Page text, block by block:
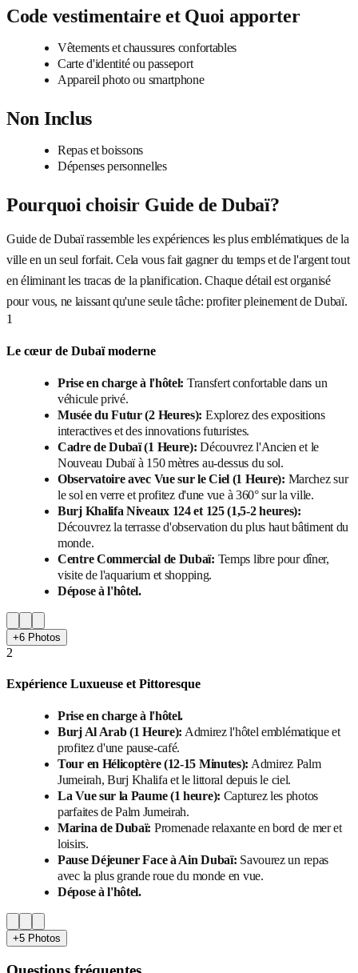
Code vestimentaire et Quoi apporter
Vêtements et chaussures confortables
Carte d'identité ou passeport
Appareil photo ou smartphone
Non Inclus
Repas et boissons
Dépenses personnelles
Pourquoi choisir Guide de Dubaï?
Guide de Dubaï rassemble les expériences les plus emblématiques de la
ville en un seul forfait. Cela vous fait gagner du temps et de l'argent tout
en éliminant les tracas de la planification. Chaque détail est organisé
pour vous, ne laissant qu'une seule tâche: profiter pleinement de Dubaï.
1
Le cœur de Dubaï moderne
Prise en charge à l'hôtel: Transfert confortable dans un
véhicule privé.
Musée du Futur (2 Heures): Explorez des expositions
interactives et des innovations futuristes.
Cadre de Dubaï (1 Heure): Découvrez l'Ancien et le
Nouveau Dubaï à 150 mètres au-dessus du sol.
Observatoire avec Vue sur le Ciel (1 Heure): Marchez sur
le sol en verre et profitez d'une vue à 360° sur la ville.
Burj Khalifa Niveaux 124 et 125 (1,5-2 heures):
Découvrez la terrasse d'observation du plus haut bâtiment du
monde.
Centre Commercial de Dubaï: Temps libre pour dîner,
visite de l'aquarium et shopping.
Dépose à l'hôtel.
Prise en charge à l'hôtel.
Burj Al Arab (1 Heure):
profitez d'une pause-café.
Tour en Hélicoptère (12-15 Minutes):Admirez Palm
Jumeirah, Burj Khalifa et le littoral depuis le ciel.
La Vue sur la Paume (1 heure):
parfaites de Palm Jumeirah.
Marina de Dubaï:
loisirs.
Pause Déjeuner Face à Ain Dubaï:Savourez un repas
avec la plus grande roue du monde en vue.